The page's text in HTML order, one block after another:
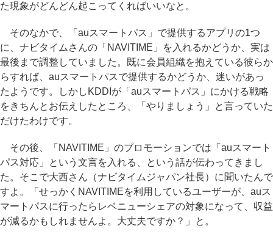
た現象がどんどん起こってくればいいなと。
そのなかで、「auスマートパス」で提供するアプリの1つ
に、ナビタイムさんの「NAVITIME」を入れるかどうか、実は
最後まで調整していました。既に会員組織を抱えている彼らか
らすれば、auスマートパスで提供するかどうか、迷いがあっ
たようです。しかしKDDIが「auスマートパス」にかける戦略
をきちんとお伝えしたところ、「やりましょう」と言っていた
だけたわけです。
その後、「NAVITIME」のプロモーションでは「auスマート
パス対応」という文言を入れる、という話が伝わってきまし
た。そこで大西さん（ナビタイムジャパン社長）に聞いたんで
すよ。「せっかくNAVITIMEを利用しているユーザーが、auス
マートパスに行ったらレベニューシェアの対象になって、収益
が減るかもしれませんよ。大丈夫ですか？」と。